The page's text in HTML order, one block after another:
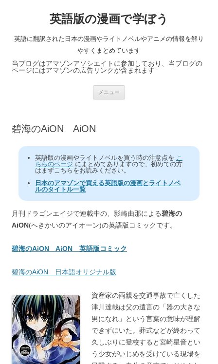
英語版の漫画で学ぼう
英語に翻訳された日本の漫画やライトノベルやアニメの情報を解り
やすくまとめています
当ブログはアマゾンアソシエイトに参加しており、当ブログの
ページにはアマゾンの広告リンクが含まれます
メニュー
碧海のAiON AiON
英語版の漫画やライトノベルを買う時の注意点を こ
ちらのページ にまとめてありますので、初めての方
はまずこちらをお読みください。
日本のアマゾンで買える英語版の漫画とライトノベ
ルのタイトル一覧
月刊ドラゴンエイジで連載中の、影崎由那による碧海の
AiON(へきかいのアイオーン)の英語版コミックです。
碧海のAiON AiON 英語版コミック
碧海のAiON 日本語オリジナル版
資産家の両親を交通事故で亡くした
津川達哉は父の遺言の「器の大きな
男になれ」という言葉の意味が理解
できずにいた。葬式などが終わって
久しぶりに登校すると宮崎星音とい
う少女がいじめを受けている現場を